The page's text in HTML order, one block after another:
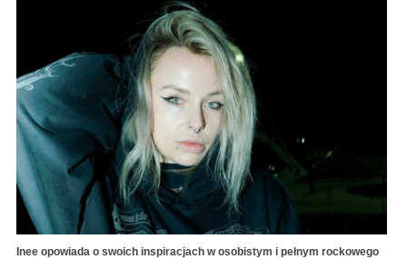
Inee opowiada o swoich inspiracjach w osobistym i pełnym rockowego